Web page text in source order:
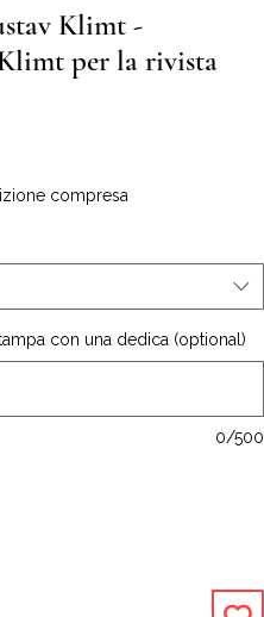
Klimt -
per la rivista
compresa
con una dedica (optional)
0/500